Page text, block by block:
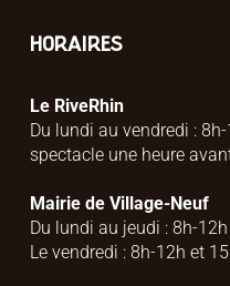
HORAIRES
Le RiveRhin
Du lundi au vendredi :
spectacle une heure
Mairie de Village-Neuf
Du lundi au jeudi : 8h-
Le vendredi : 8h-12h et